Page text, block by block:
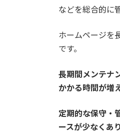
などを総合的に
ホームページを
です。
長期間メンテナ
かかる時間が増
定期的な保守・
ースが少なくあ